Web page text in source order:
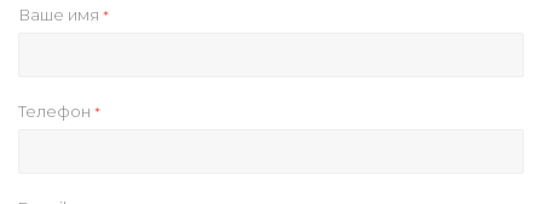
Ваше имя *
Телефон *